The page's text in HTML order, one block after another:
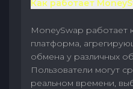
Как работает
MoneySwap работает
платформа,
обмена у различных
Пользователи могут
реальном времени,